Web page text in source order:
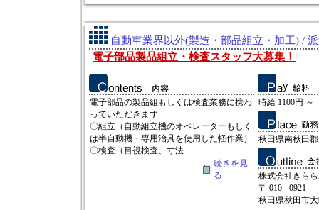
自動車業界以外(製造・部品組立・加工) /
電子部品製品組立・検査スタッフ大募集！
電子部品の製品組もしくは検査業務に携わ
っていただきます
〇組立（自動組立機のオペレーターもしく
は半自動機・専用治具を使用した軽作業）
〇検査（目視検査、寸法...
続きを見
る
時給 1100円 ～
秋田県南秋田
株式会社きら
〒 010 - 0921
秋田県秋田市